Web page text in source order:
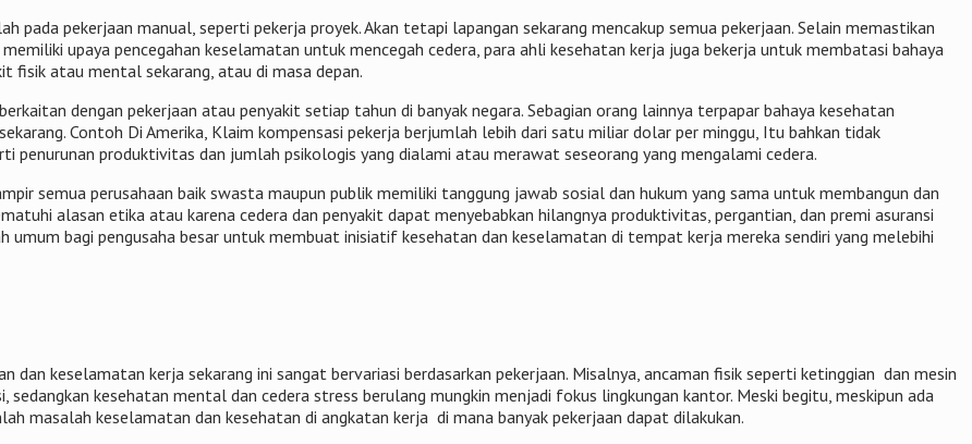
pada pekerjaan manual, seperti pekerja proyek. Akan tetapi lapangan sekarang mencakup semua pekerjaan. Selain memastikan
upaya pencegahan keselamatan untuk mencegah cedera, para ahli kesehatan kerja juga bekerja untuk membatasi bahaya
fisik atau mental sekarang, atau di masa depan.
dengan pekerjaan atau penyakit setiap tahun di banyak negara. Sebagian orang lainnya terpapar bahaya kesehatan
Contoh Di Amerika, Klaim kompensasi pekerja berjumlah lebih dari satu miliar dolar per minggu, Itu bahkan tidak
penurunan produktivitas dan jumlah psikologis yang dialami atau merawat seseorang yang mengalami cedera.
semua perusahaan baik swasta maupun publik memiliki tanggung jawab sosial dan hukum yang sama untuk membangun dan
alasan etika atau karena cedera dan penyakit dapat menyebabkan hilangnya produktivitas, pergantian, dan premi asuransi
umum bagi pengusaha besar untuk membuat inisiatif kesehatan dan keselamatan di tempat kerja mereka sendiri yang melebihi
keselamatan kerja sekarang ini sangat bervariasi berdasarkan pekerjaan. Misalnya, ancaman fisik seperti ketinggian dan mesin
kesehatan mental dan cedera stress berulang mungkin menjadi fokus lingkungan kantor. Meski begitu, meskipun ada
masalah keselamatan dan kesehatan di angkatan kerja di mana banyak pekerjaan dapat dilakukan.